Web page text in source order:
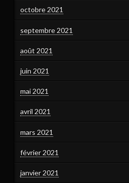
octobre 2021
septembre 2021
août 2021
juin 2021
mai 2021
avril 2021
mars 2021
février 2021
janvier 2021